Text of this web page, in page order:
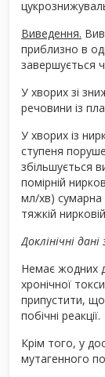
Виведення.
приблизно в
завершується
У хворих зі
речовини із
У хворих із
ступеня
збільшується
помірній
мл/хв) сумарна
тяжкій
Доклінічні дані
Немає жодних
хронічної
припустити,
побічні реакції.
Крім того, у
мутагенного